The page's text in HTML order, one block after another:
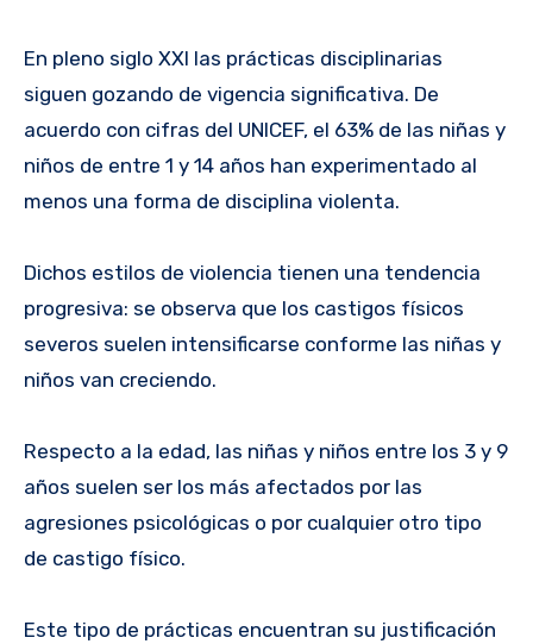
En pleno siglo XXI las prácticas disciplinarias
siguen gozando de vigencia significativa. De
acuerdo con cifras del UNICEF, el 63% de las niñas y
niños de entre 1 y 14 años han experimentado al
menos una forma de disciplina violenta.
Dichos estilos de violencia tienen una tendencia
progresiva: se observa que los castigos físicos
severos suelen intensificarse conforme las niñas y
niños van creciendo.
Respecto a la edad, las niñas y niños entre los 3 y 9
años suelen ser los más afectados por las
agresiones psicológicas o por cualquier otro tipo
de castigo físico.
Este tipo de prácticas encuentran su justificación